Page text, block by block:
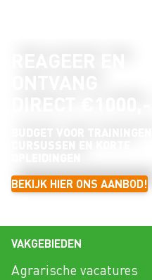
BEKIJK HIER ONS AANBOD!
VAKGEBIEDEN
Agrarische vacatures